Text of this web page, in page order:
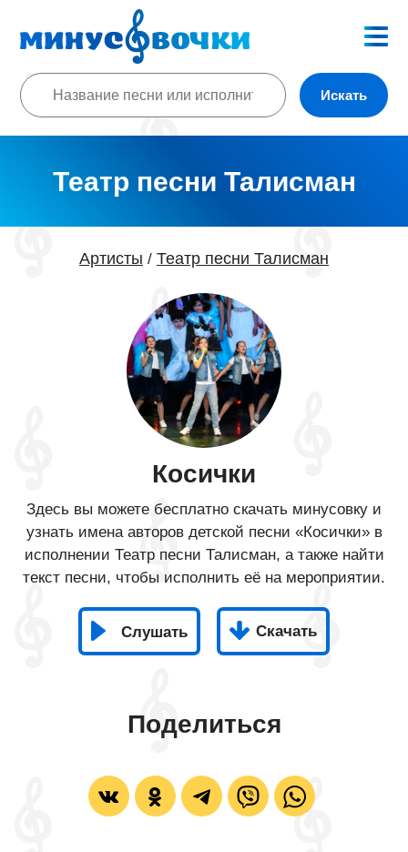
Искать
Театр песни Талисман
Артисты / Театр песни Талисман
Косички
Здесь вы можете бесплатно скачать минусовку и
узнать имена авторов детской песни «Косички» в
исполнении Театр песни Талисман, а также найти
текст песни, чтобы исполнить её на мероприятии.
Слушать Скачать
Поделиться